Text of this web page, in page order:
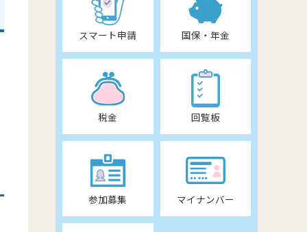
スマート申請 国保・年金
税金 回覧板
参加募集 マイナンバー